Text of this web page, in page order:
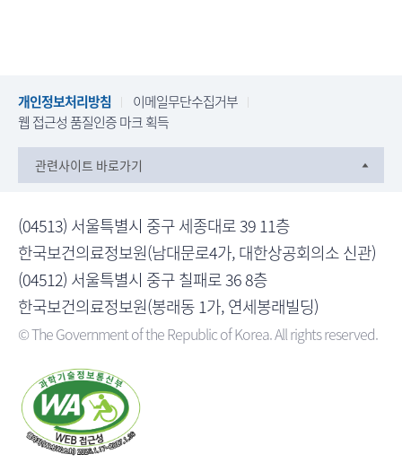
개인정보처리방침
이메일무단수집거부
웹 접근성 품질인증 마크 획득
관련사이트 바로가기
(04513) 서울특별시 중구 세종대로 39 11층
한국보건의료정보원(남대문로4가, 대한상공회의소 신관)
(04512) 서울특별시 중구 칠패로 36 8층
한국보건의료정보원(봉래동 1가, 연세봉래빌딩)
© The Government of the Republic of Korea. All rights reserved.